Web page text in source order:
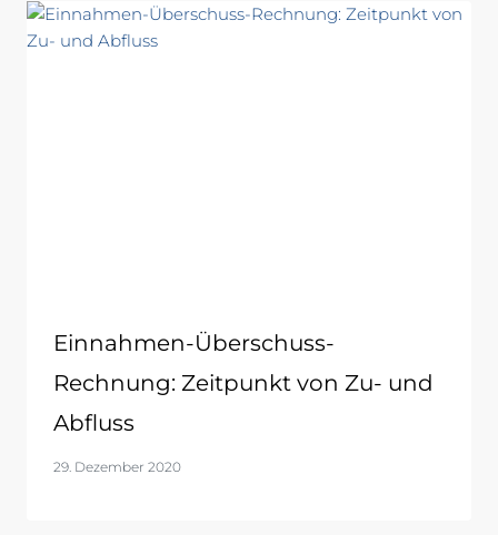
Einnahmen-Überschuss-
Rechnung: Zeitpunkt von Zu- und
Abfluss
29. Dezember 2020